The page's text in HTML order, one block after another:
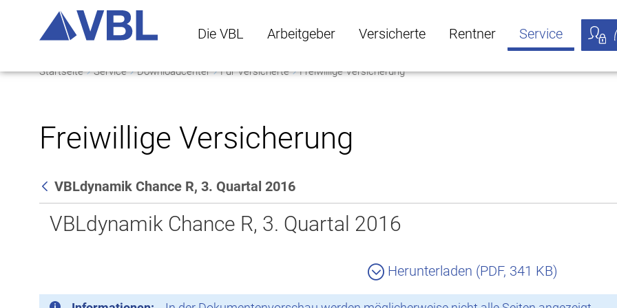
Die VBL
Die VBL Untermenü öffnen
Arbeitgeber
Arbeitgeber Untermenü öffnen
Versicherte
Versicherte Untermenü öffnen
Rentner Service
Startseite Service Downloadcenter Für Versicherte Freiwillige Versicherung
Freiwillige Versicherung
Zurück
VBLdynamik Chance R, 3. Quartal 2016
VBLdynamik Chance R, 3. Quartal 2016
Herunterladen (PDF, 341 KB)